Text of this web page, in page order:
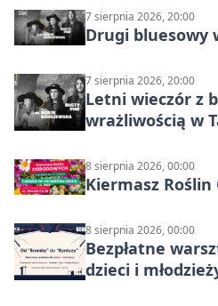
7 sierpnia 2026, 20:00
Drugi bluesowy
7 sierpnia 2026, 20:00
Letni wieczór z
wrażliwością w
8 sierpnia 2026, 00:00
Kiermasz
8 sierpnia 2026, 00:00
Bezpłatne
dzieci i